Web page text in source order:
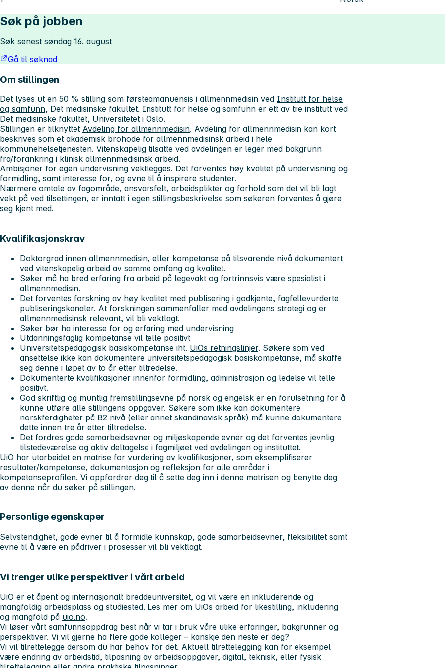
Søk på jobben
Søk senest søndag 16. august
Gå til søknad
Om stillingen
Det lyses ut en 50 % stilling som førsteamanuensis i allmennmedisin ved Institutt for helse
og samfunn, Det medisinske fakultet. Institutt for helse og samfunn er ett av tre institutt ved
Det medisinske fakultet, Universitetet i Oslo.
Stillingen er tilknyttet Avdeling for allmennmedisin. Avdeling for allmennmedisin kan kort
beskrives som et akademisk brohode for allmennmedisinsk arbeid i hele
kommunehelsetjenesten. Vitenskapelig tilsatte ved avdelingen er leger med bakgrunn
fra/forankring i klinisk allmennmedisinsk arbeid.
Ambisjoner for egen undervisning vektlegges. Det forventes høy kvalitet på undervisning og
formidling, samt interesse for, og evne til å inspirere studenter.
Nærmere omtale av fagområde, ansvarsfelt, arbeidsplikter og forhold som det vil bli lagt
vekt på ved tilsettingen, er inntatt i egen stillingsbeskrivelse som søkeren forventes å gjøre
seg kjent med.
Kvalifikasjonskrav
Doktorgrad innen allmennmedisin, eller kompetanse på tilsvarende nivå dokumentert
ved vitenskapelig arbeid av samme omfang og kvalitet.
Søker må ha bred erfaring fra arbeid på legevakt og fortrinnsvis være spesialist i
allmennmedisin.
Det forventes forskning av høy kvalitet med publisering i godkjente, fagfellevurderte
publiseringskanaler. At forskningen sammenfaller med avdelingens strategi og er
allmennmedisinsk relevant, vil bli vektlagt.
Søker bør ha interesse for og erfaring med undervisning
Utdanningsfaglig kompetanse vil telle positivt
Universitetspedagogisk basiskompetanse iht. UiOs retningslinjer. Søkere som ved
ansettelse ikke kan dokumentere universitetspedagogisk basiskompetanse, må skaffe
seg denne i løpet av to år etter tiltredelse.
Dokumenterte kvalifikasjoner innenfor formidling, administrasjon og ledelse vil telle
positivt.
God skriftlig og muntlig fremstillingsevne på norsk og engelsk er en forutsetning for å
kunne utføre alle stillingens oppgaver. Søkere som ikke kan dokumentere
norskferdigheter på B2 nivå (eller annet skandinavisk språk) må kunne dokumentere
dette innen tre år etter tiltredelse.
Det fordres gode samarbeidsevner og miljøskapende evner og det forventes jevnlig
tilstedeværelse og aktiv deltagelse i fagmiljøet ved avdelingen og instituttet.
UiO har utarbeidet en matrise for vurdering av kvalifikasjoner, som eksemplifiserer
resultater/kompetanse, dokumentasjon og refleksjon for alle områder i
kompetanseprofilen. Vi oppfordrer deg til å sette deg inn i denne matrisen og benytte deg
av denne når du søker på stillingen.
Personlige egenskaper
Selvstendighet, gode evner til å formidle kunnskap, gode samarbeidsevner, fleksibilitet samt
evne til å være en pådriver i prosesser vil bli vektlagt.
Vi trenger ulike perspektiver i vårt arbeid
UiO er et åpent og internasjonalt breddeuniversitet, og vil være en inkluderende og
mangfoldig arbeidsplass og studiested. Les mer om UiOs arbeid for likestilling, inkludering
og mangfold på uio.no.
Vi løser vårt samfunnsoppdrag best når vi tar i bruk våre ulike erfaringer, bakgrunner og
perspektiver. Vi vil gjerne ha flere gode kolleger – kanskje den neste er deg?
Vi vil tilrettelegge dersom du har behov for det. Aktuell tilrettelegging kan for eksempel
være endring av arbeidstid, tilpasning av arbeidsoppgaver, digital, teknisk, eller fysisk